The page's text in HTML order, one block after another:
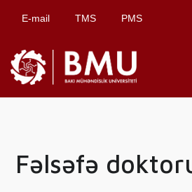
E-mail TMS PMS
Fəlsəfə